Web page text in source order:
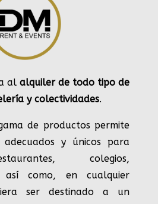
al alquiler de todo tipo de
y colectividades.
de productos permite
adecuados y únicos para
colegios,
así como, en cualquier
ser destinado a un